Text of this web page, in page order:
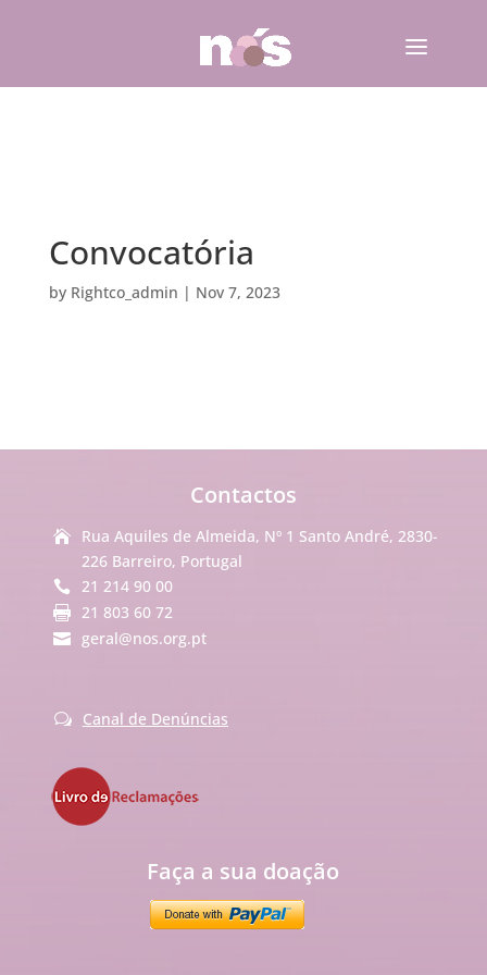
Convocatória
by Rightco_admin | Nov 7, 2023
Contactos

Rua Aquiles de Almeida, Nº 1 Santo André, 2830-
226 Barreiro, Portugal
 21 214 90 00
 21 803 60 72
 geral@nos.org.pt
w Canal de Denúncias
Faça a sua doação